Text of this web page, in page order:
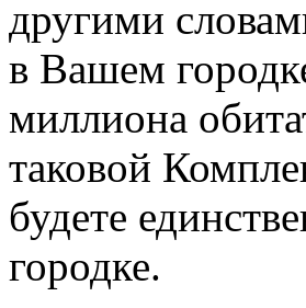
другими
в Вашем
миллиона
таковой
будете
городке.